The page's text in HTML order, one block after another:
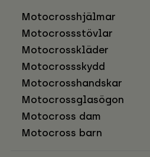
Motocrosshjälmar
Motocrossstövlar
Motocrosskläder
Motocrossskydd
Motocrosshandskar
Motocrossglasögon
Motocross dam
Motocross barn